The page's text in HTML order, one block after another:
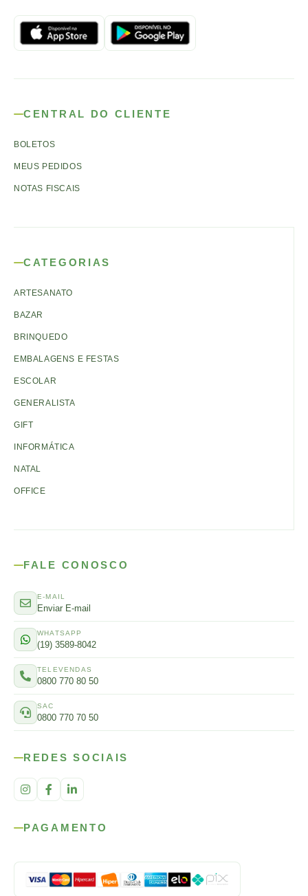
CENTRAL DO CLIENTE
BOLETOS
MEUS PEDIDOS
NOTAS FISCAIS
CATEGORIAS
ARTESANATO
BAZAR
BRINQUEDO
EMBALAGENS E FESTAS
ESCOLAR
GENERALISTA
GIFT
INFORMÁTICA
NATAL
OFFICE
FALE CONOSCO
E-MAIL
Enviar E-mail
WHATSAPP
(19) 3589-8042
TELEVENDAS
0800 770 80 50
SAC
0800 770 70 50
REDES SOCIAIS
PAGAMENTO